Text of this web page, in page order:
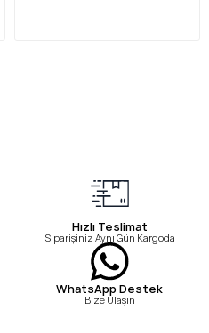
Hızlı Teslimat
Siparişiniz Aynı Gün Kargoda
WhatsApp Destek
Bize Ulaşın